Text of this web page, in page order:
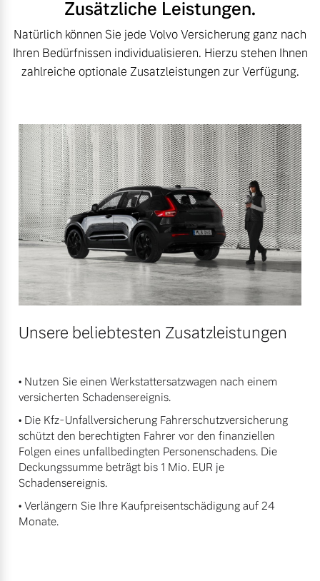
Zusätzliche Leistungen.
Natürlich können Sie jede Volvo Versicherung ganz nach
Ihren Bedürfnissen individualisieren. Hierzu stehen Ihnen
zahlreiche optionale Zusatzleistungen zur Verfügung.
Unsere beliebtesten Zusatzleistungen
• Nutzen Sie einen Werkstattersatzwagen nach einem
versicherten Schadensereignis.
• Die Kfz-Unfallversicherung Fahrerschutzversicherung
schützt den berechtigten Fahrer vor den finanziellen
Folgen eines unfallbedingten Personenschadens. Die
Deckungssumme beträgt bis 1 Mio. EUR je
Schadensereignis.
• Verlängern Sie Ihre Kaufpreisentschädigung auf 24
Monate.